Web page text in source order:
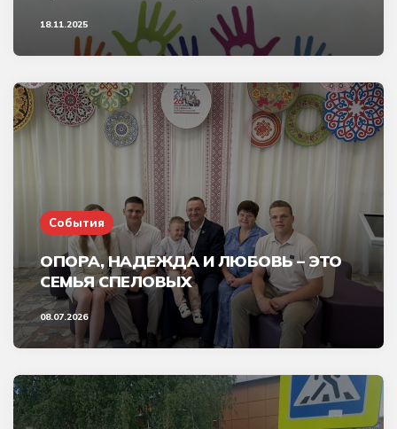
18.11.2025
События
ОПОРА, НАДЕЖДА И ЛЮБОВЬ – ЭТО
СЕМЬЯ СПЕЛОВЫХ
08.07.2026